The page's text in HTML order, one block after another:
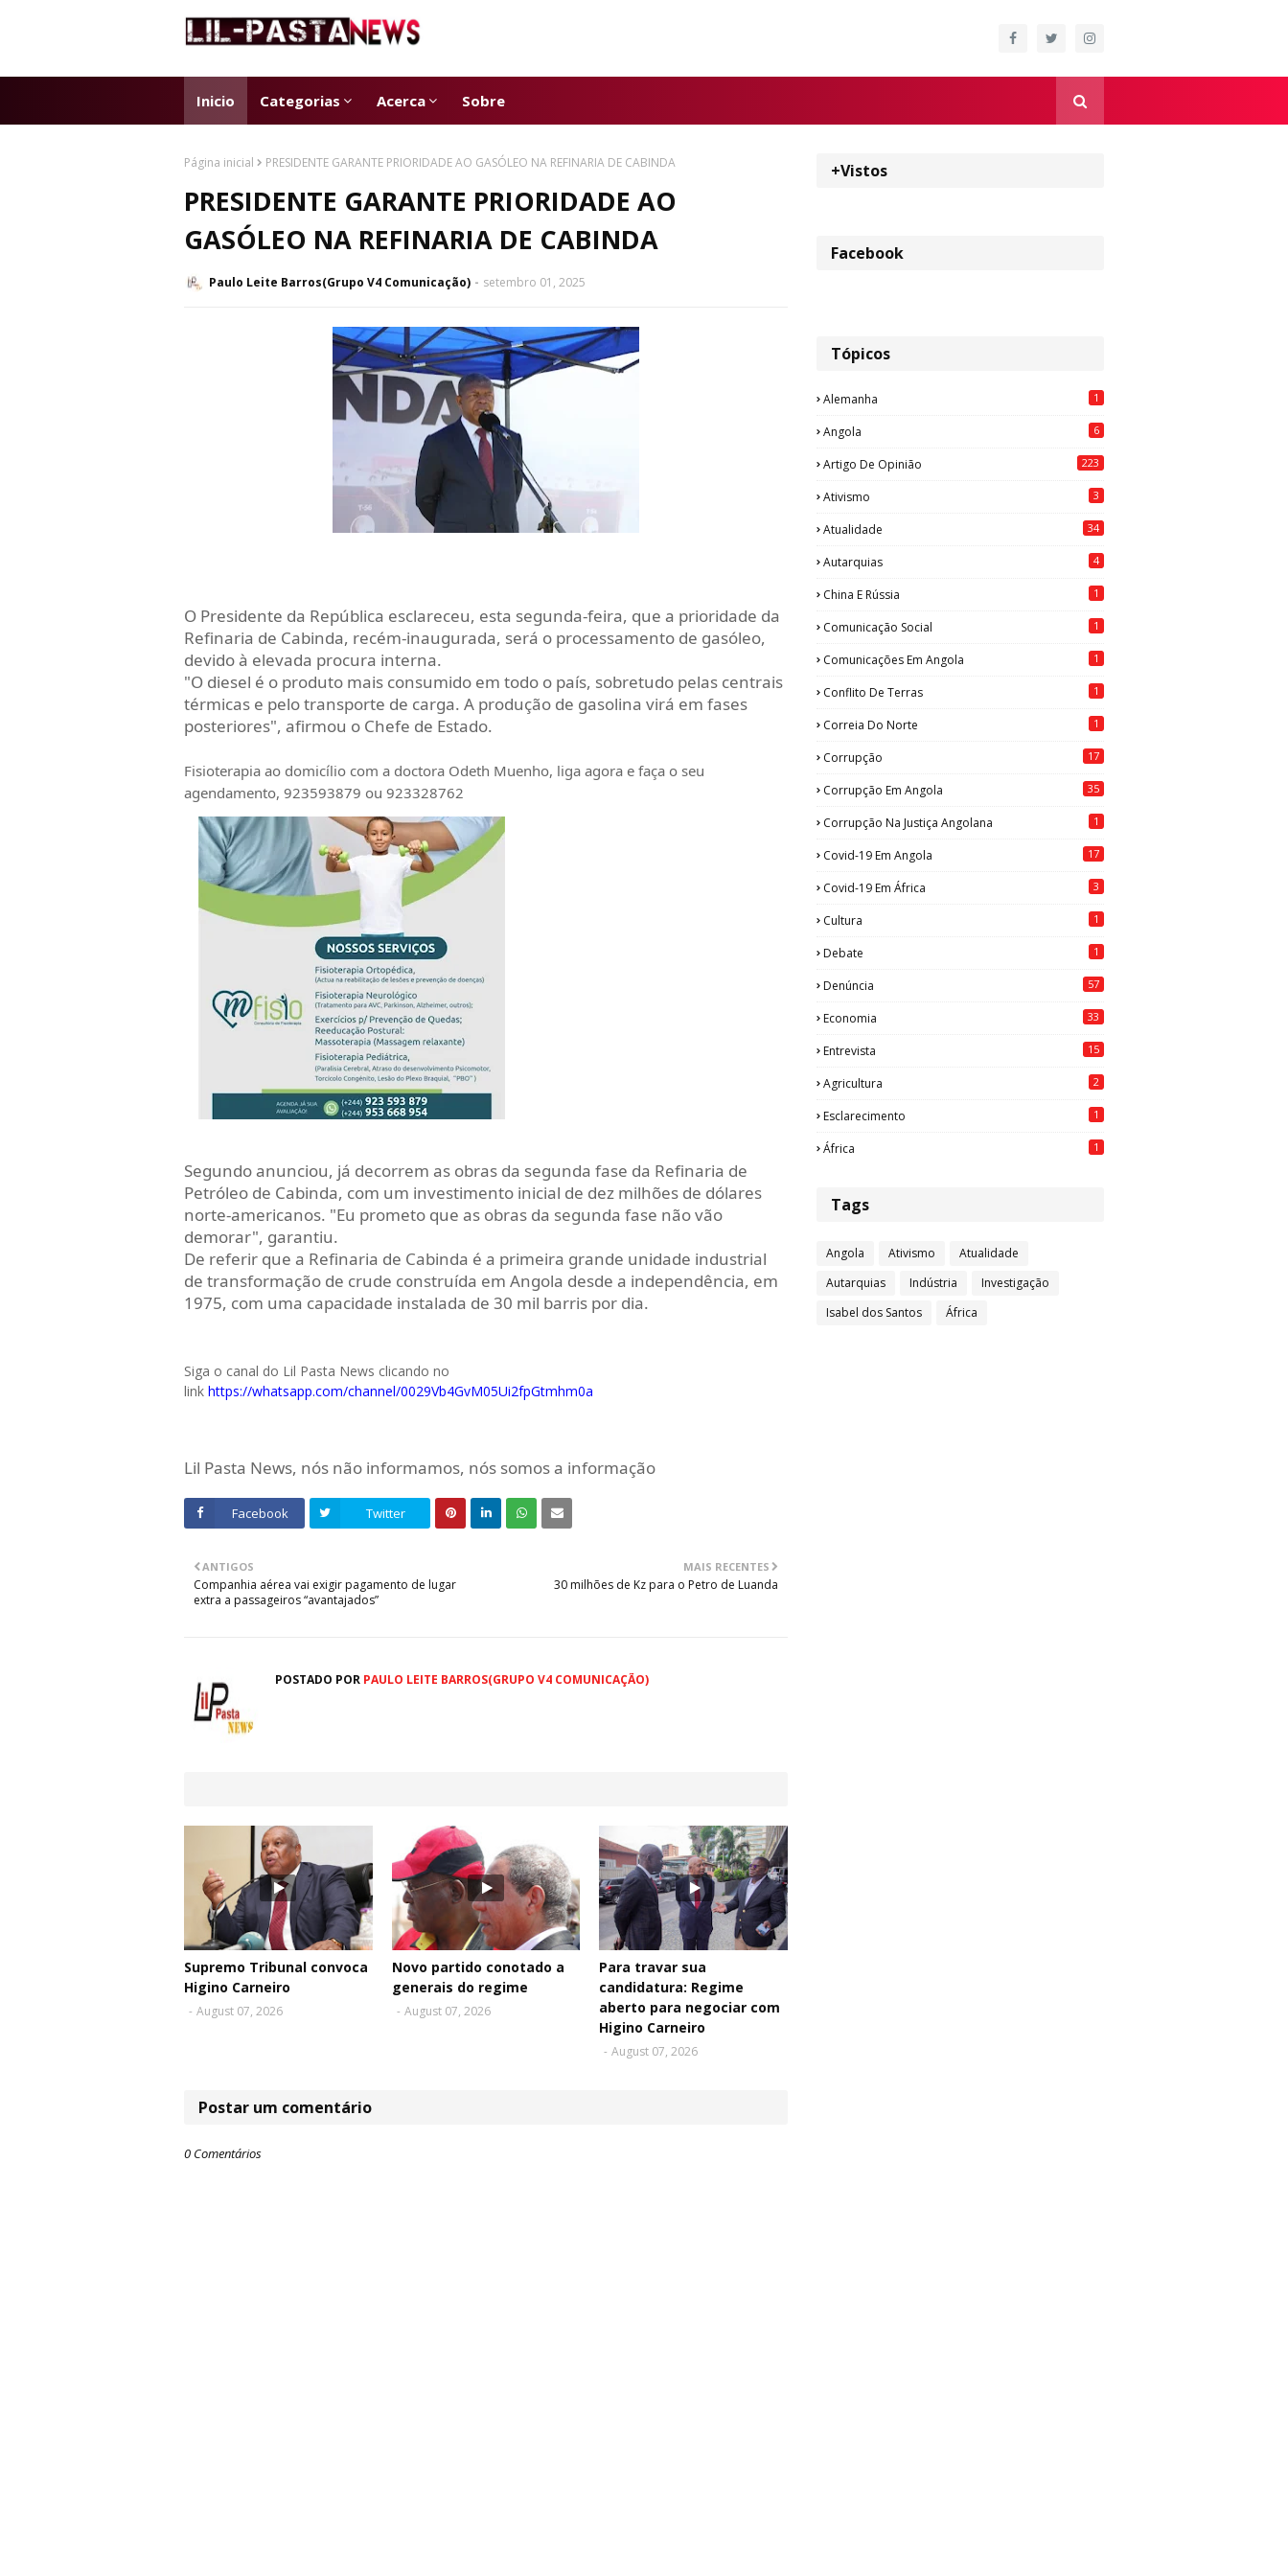
Inicio Categorias Acerca Sobre
Página inicial PRESIDENTE GARANTE PRIORIDADE AO GASÓLEO NA REFINARIA DE CABINDA
PRESIDENTE GARANTE PRIORIDADE AO
GASÓLEO NA REFINARIA DE CABINDA
Paulo Leite Barros(Grupo V4 Comunicação) setembro 01, 2025
O Presidente da República esclareceu, esta segunda-feira, que a prioridade da
Refinaria de Cabinda, recém-inaugurada, será o processamento de gasóleo,
devido à elevada procura interna.
"O diesel é o produto mais consumido em todo o país, sobretudo pelas centrais
térmicas e pelo transporte de carga. A produção de gasolina virá em fases
posteriores", afirmou o Chefe de Estado.
Fisioterapia ao domicílio com a doctora Odeth Muenho, liga agora e faça o seu
agendamento, 923593879 ou 923328762
Segundo anunciou, já decorrem as obras da segunda fase da Refinaria de
Petróleo de Cabinda, com um investimento inicial de dez milhões de dólares
norte-americanos. "Eu prometo que as obras da segunda fase não vão
demorar", garantiu.
De referir que a Refinaria de Cabinda é a primeira grande unidade industrial
de transformação de crude construída em Angola desde a independência, em
1975, com uma capacidade instalada de 30 mil barris por dia.
Siga o canal do Lil Pasta News clicando no
link https://whatsapp.com/channel/0029Vb4GvM05Ui2fpGtmhm0a
Lil Pasta News, nós não informamos, nós somos a informação
Facebook Twitter
MAIS RECENTES
30 milhões de Kz para o Petro de Luanda
ANTIGOS
Companhia aérea vai exigir pagamento de lugar
extra a passageiros “avantajados”
POSTADO POR PAULO LEITE BARROS(GRUPO V4 COMUNICAÇÃO)
Supremo Tribunal convoca
Higino Carneiro
- August 07, 2026
Novo partido conotado a
generais do regime
- August 07, 2026
Para travar sua
candidatura: Regime
aberto para negociar com
Higino Carneiro
- August 07, 2026
Postar um comentário
0 Comentários
+Vistos
Facebook
Tópicos
Alemanha 1
Angola 6
Artigo De Opinião 223
Ativismo 3
Atualidade 34
Autarquias 4
China E Rússia 1
Comunicação Social 1
Comunicações Em Angola 1
Conflito De Terras 1
Correia Do Norte 1
Corrupção 17
Corrupção Em Angola 35
Corrupção Na Justiça Angolana 1
Covid-19 Em Angola 17
Covid-19 Em África 3
Cultura 1
Debate 1
Denúncia 57
Economia 33
Entrevista 15
Agricultura 2
Esclarecimento 1
África 1
Tags
Angola Ativismo
Atualidade
Autarquias
Indústria
Investigação
Isabel dos Santos
África